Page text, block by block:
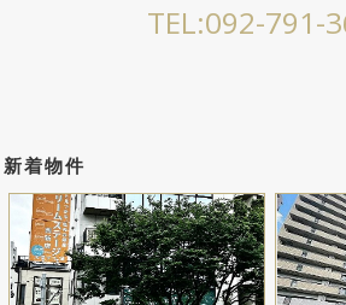
TEL:092-791-
新着物件